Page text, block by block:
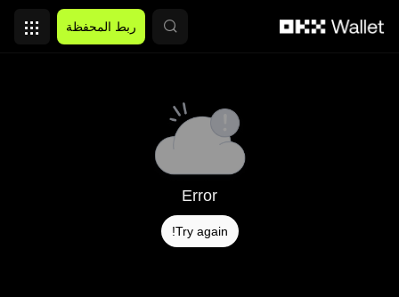
ربط المحفظة
Error
Try again!